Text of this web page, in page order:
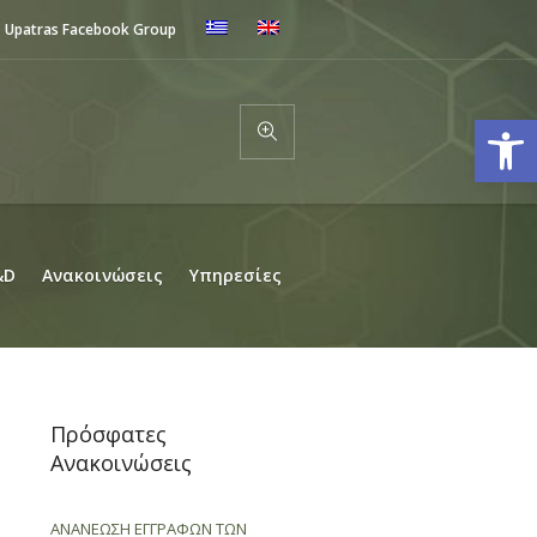
Upatras Facebook Group
Ανακοινώσεις Υπηρεσίες
Πρόσφατες
Ανακοινώσεις
ΑΝΑΝΕΩΣΗ ΕΓΓΡΑΦΩΝ ΤΩΝ